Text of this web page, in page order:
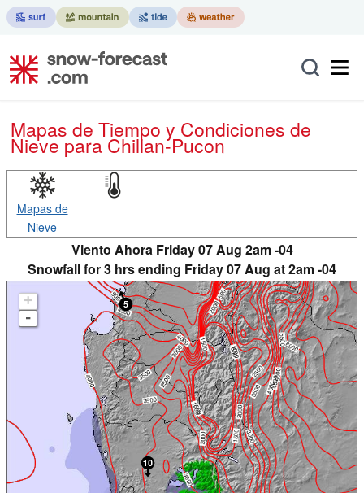
Mapas de Tiempo y Condiciones de
Nievepara Chillan-Pucon
Mapas de
Nieve
Viento Ahora Friday 07 Aug 2am -04
Snowfall for 3 hrs ending Friday 07 Aug at 2am -04
+
-